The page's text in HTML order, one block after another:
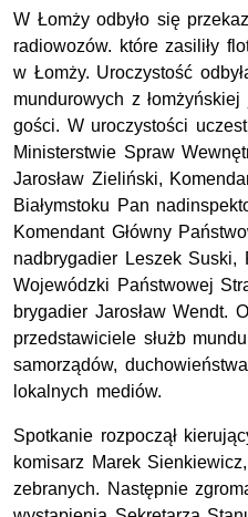
W Łomży odbyło się
radiowozów. które zasiliły
w Łomży. Uroczystość
mundurowych z
gości. W uroczystości
Ministerstwie Spraw
Jarosław Zieliński,
Białymstoku Pan
Komendant Główny
nadbrygadier Leszek Suski,
Wojewódzki Państwowej
brygadier Jarosław Wendt.
przedstawiciele służb
samorządów,
lokalnych mediów.
Spotkanie rozpoczął
komisarz Marek
zebranych. Następnie